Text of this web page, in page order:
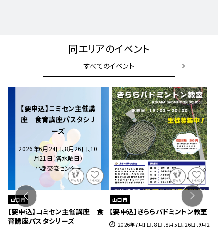
同エリアのイベント
すべてのイベント
トン教室
26日、9月2
山口市
【要申込】はじめてヨガ＆ストレッ
チ教室（7月～9月）
開催中
【要申込】きららサッカース
（7月～9月）